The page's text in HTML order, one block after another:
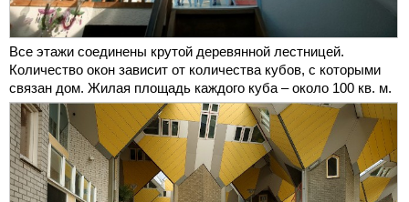
Все этажи соединены крутой деревянной лестницей.
Количество окон зависит от количества кубов, с которыми
связан дом. Жилая площадь каждого куба – около 100 кв. м.